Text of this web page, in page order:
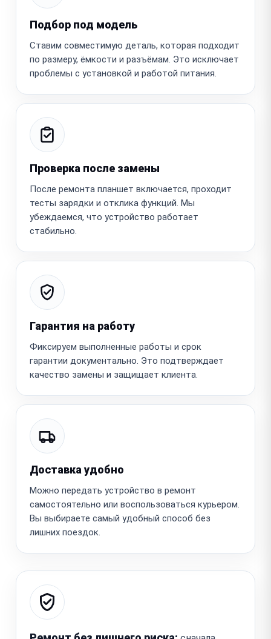
Подбор под модель
Ставим совместимую деталь, которая подходит
по размеру, ёмкости и разъёмам. Это исключает
проблемы с установкой и работой питания.
Проверка после замены
После ремонта планшет включается, проходит
тесты зарядки и отклика функций. Мы
убеждаемся, что устройство работает
стабильно.
Гарантия на работу
Фиксируем выполненные работы и срок
гарантии документально. Это подтверждает
качество замены и защищает клиента.
Доставка удобно
Можно передать устройство в ремонт
самостоятельно или воспользоваться курьером.
Вы выбираете самый удобный способ без
лишних поездок.